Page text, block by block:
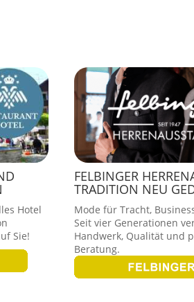
Hotel
Sie!
FELBINGER
TRADITION NEU
Mode für Tracht,
Seit vier Generationen
Handwerk, Qualität und
Beratung.